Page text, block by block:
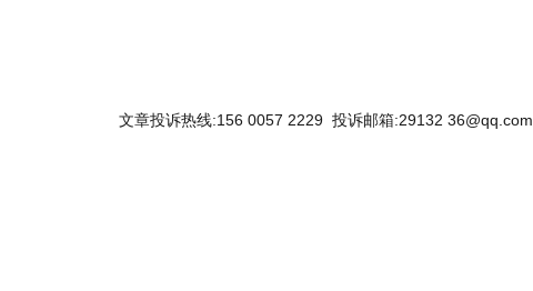
文章投诉热线:156 0057 2229 投诉邮箱:29132 36@qq.com